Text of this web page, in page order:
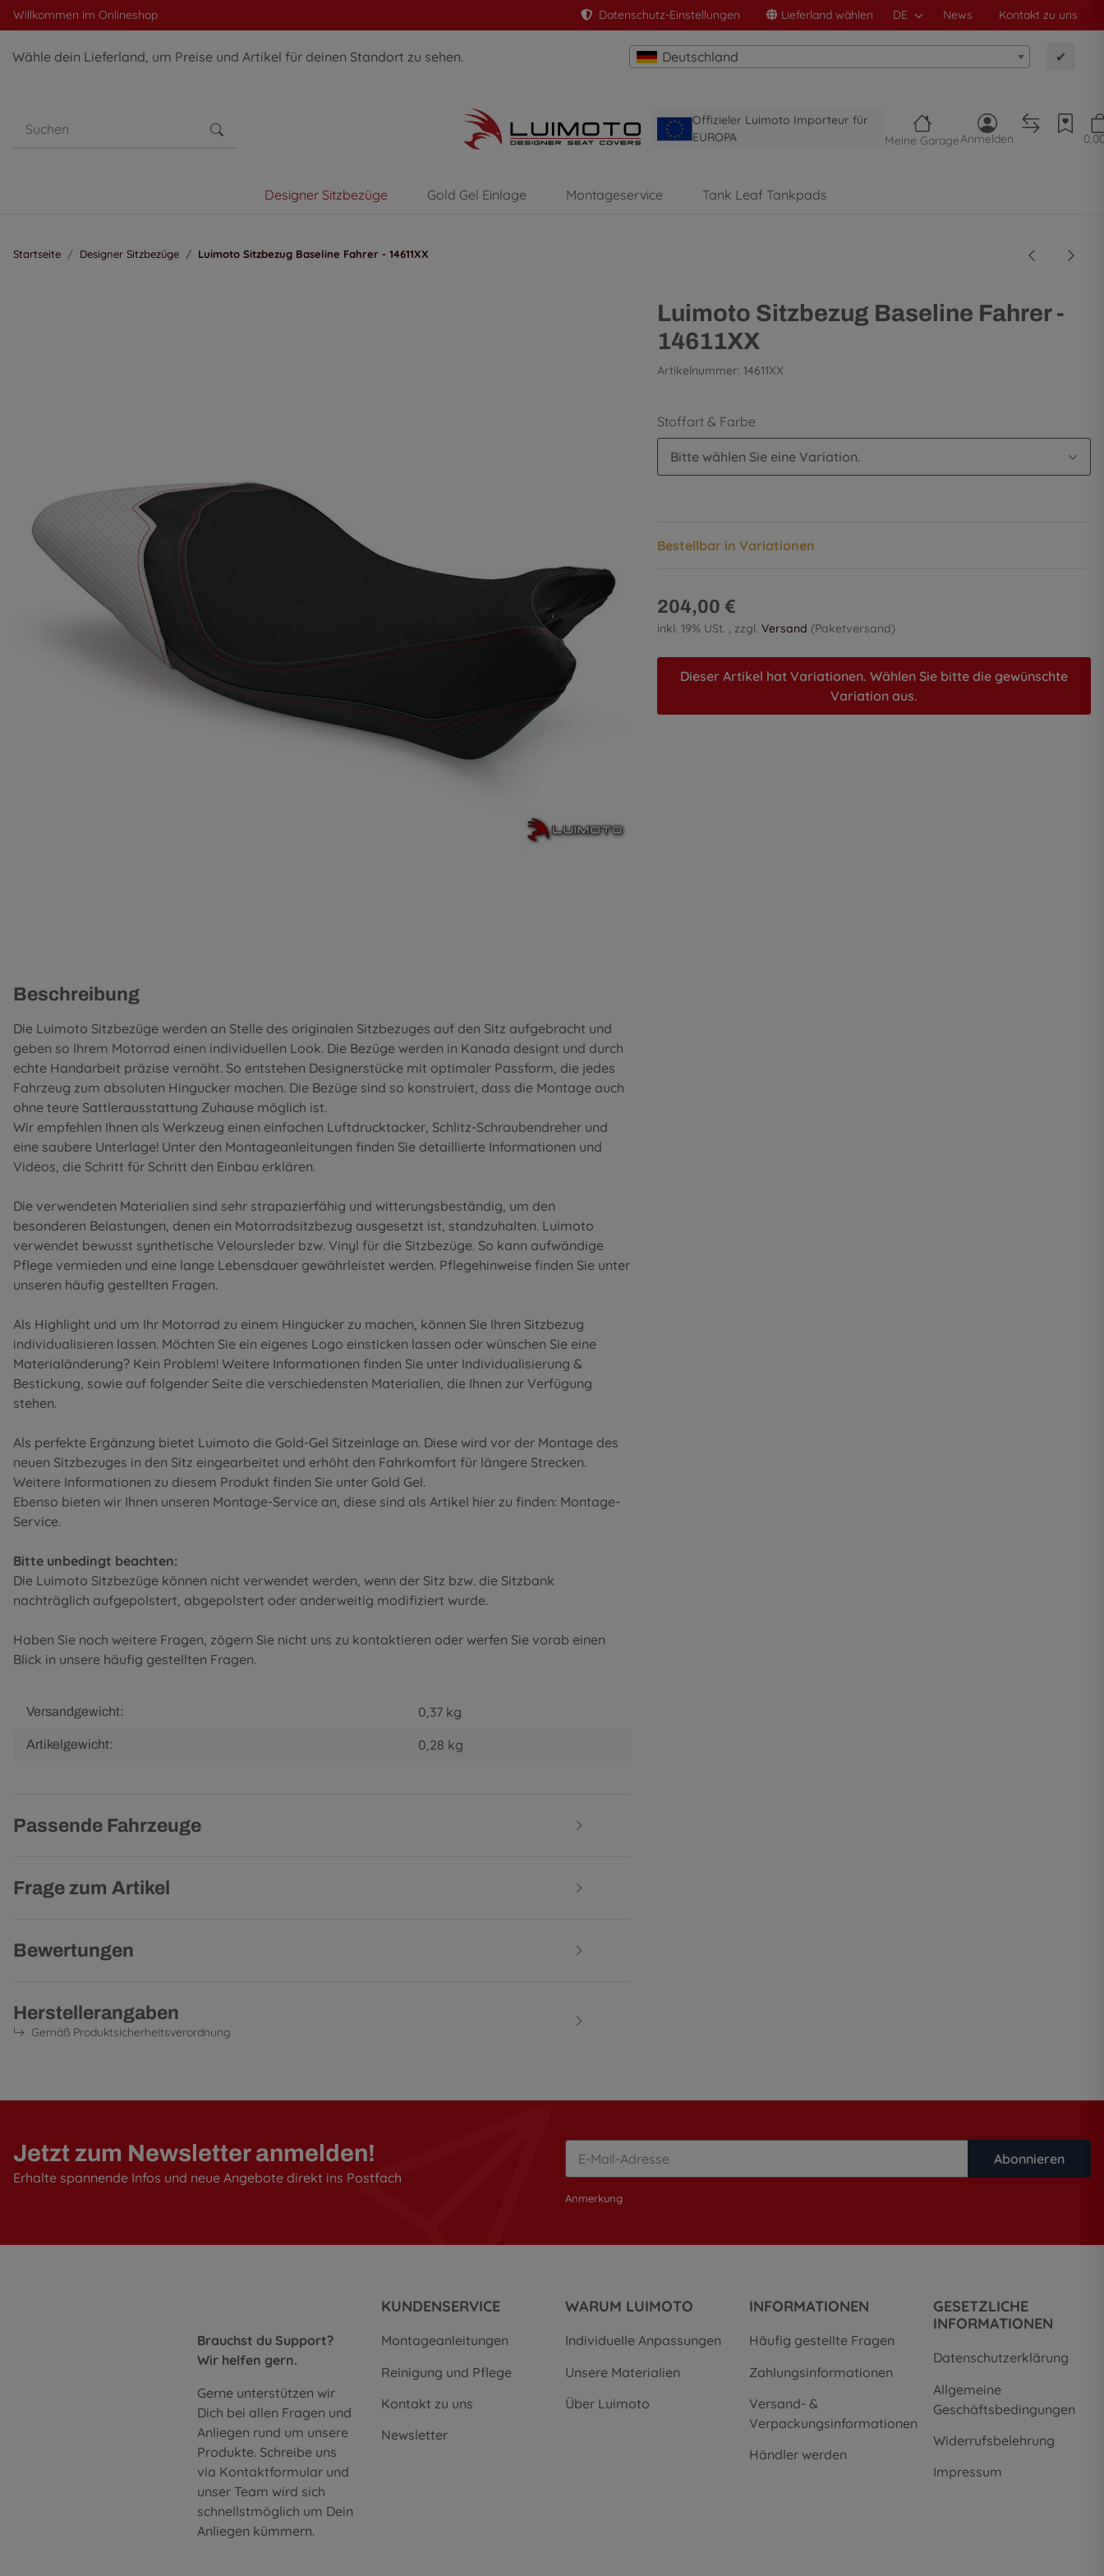
Willkommen im Onlineshop Datenschutz-Einstellungen Lieferland wählen DE News Kontakt zu uns
Wähle dein Lieferland, um Preise und Artikel für deinen Standort zu sehen. Deutschland ✔
Offizieler Luimoto Importeur für
EUROPA
Meine GarageAnmelden
Designer Sitzbezüge Gold Gel Einlage Montageservice Tank Leaf Tankpads
Startseite Designer Sitzbezüge Luimoto Sitzbezug Baseline Fahrer - 14611XX
Luimoto Sitzbezug Baseline Fahrer -
14611XX
Artikelnummer: 14611XX
Stoffart & Farbe
Bitte wählen Sie eine Variation.
Bestellbar in Variationen
204,00 €
inkl. 19% USt. , zzgl. Versand (Paketversand)
Dieser Artikel hat Variationen. Wählen Sie bitte die gewünschte
Variation aus.
Beschreibung
Die Luimoto Sitzbezüge werden an Stelle des originalen Sitzbezuges auf den Sitz aufgebracht und
geben so Ihrem Motorrad einen individuellen Look. Die Bezüge werden in Kanada designt und durch
echte Handarbeit präzise vernäht. So entstehen Designerstücke mit optimaler Passform, die jedes
Fahrzeug zum absoluten Hingucker machen. Die Bezüge sind so konstruiert, dass die Montage auch
ohne teure Sattlerausstattung Zuhause möglich ist.
Wir empfehlen Ihnen als Werkzeug einen einfachen Luftdrucktacker, Schlitz-Schraubendreher und
eine saubere Unterlage! Unter den Montageanleitungen finden Sie detaillierte Informationen und
Videos, die Schritt für Schritt den Einbau erklären.
Die verwendeten Materialien sind sehr strapazierfähig und witterungsbeständig, um den
besonderen Belastungen, denen ein Motorradsitzbezug ausgesetzt ist, standzuhalten. Luimoto
verwendet bewusst synthetische Veloursleder bzw. Vinyl für die Sitzbezüge. So kann aufwändige
Pflege vermieden und eine lange Lebensdauer gewährleistet werden. Pflegehinweise finden Sie unter
unseren häufig gestellten Fragen.
Als Highlight und um Ihr Motorrad zu einem Hingucker zu machen, können Sie Ihren Sitzbezug
individualisieren lassen. Möchten Sie ein eigenes Logo einsticken lassen oder wünschen Sie eine
Materialänderung? Kein Problem! Weitere Informationen finden Sie unter Individualisierung &
Bestickung , sowie auf folgender Seite die verschiedensten Materialien , die Ihnen zur Verfügung
stehen.
Als perfekte Ergänzung bietet Luimoto die Gold-Gel Sitzeinlage an. Diese wird vor der Montage des
neuen Sitzbezuges in den Sitz eingearbeitet und erhöht den Fahrkomfort für längere Strecken.
Weitere Informationen zu diesem Produkt finden Sie unter Gold Gel.
Ebenso bieten wir Ihnen unseren Montage-Service an, diese sind als Artikel hier zu finden: Montage-
Service.
Bitte unbedingt beachten:
Die Luimoto Sitzbezüge können nicht verwendet werden, wenn der Sitz bzw. die Sitzbank
nachträglich aufgepolstert, abgepolstert oder anderweitig modifiziert wurde.
Haben Sie noch weitere Fragen, zögern Sie nicht uns zu kontaktieren oder werfen Sie vorab einen
Blick in unsere häufig gestellten Fragen.
Versandgewicht: 0,37 kg
Artikelgewicht: 0,28 kg
Passende Fahrzeuge
Frage zum Artikel
Bewertungen
Herstellerangaben
Gemäß Produktsicherheitsverordnung
Jetzt zum Newsletter anmelden!
Erhalte spannende Infos und neue Angebote direkt ins Postfach
Abonnieren
Anmerkung
Brauchst du Support?
Wir helfen gern.
Gerne unterstützen wir
Dich bei allen Fragen und
Anliegen rund um unsere
Produkte. Schreibe uns
via Kontaktformular und
unser Team wird sich
schnellstmöglich um Dein
Anliegen kümmern.
KUNDENSERVICE
Montageanleitungen
Reinigung und Pflege
Kontakt zu uns
Newsletter
WARUM LUIMOTO
Individuelle Anpassungen
Unsere Materialien
Über Luimoto
INFORMATIONEN
Häufig gestellte Fragen
Zahlungsinformationen
Versand- &
Verpackungsinformationen
Händler werden
GESETZLICHE
INFORMATIONEN
Datenschutzerklärung
Allgemeine
Geschäftsbedingungen
Widerrufsbelehrung
Impressum